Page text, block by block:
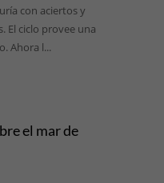
con aciertos y
El ciclo provee una
Ahora l...
el mar de